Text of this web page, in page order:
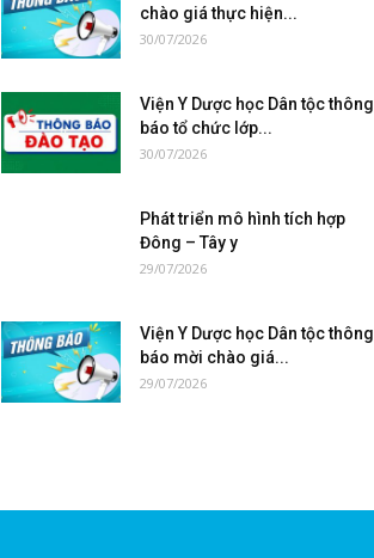
chào giá thực hiện...
30/07/2026
Viện Y Dược học Dân tộc thông
báo tổ chức lớp...
30/07/2026
Phát triển mô hình tích hợp
Đông – Tây y
29/07/2026
Viện Y Dược học Dân tộc thông
báo mời chào giá...
29/07/2026